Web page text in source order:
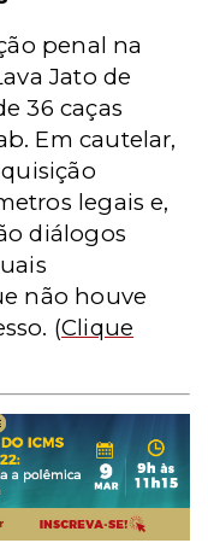
penal na
Jato de
36 caças
Em cautelar,
legais e,
diálogos
não houve
(Clique